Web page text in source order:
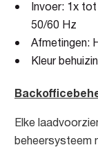
Invoer: 1x
50/60 Hz
Afmetingen:
Kleur
Elke
beheersysteem